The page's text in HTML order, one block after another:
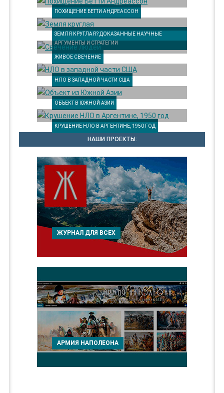
ПОХИЩЕНИЕ БЕТТИ АНДРЕАССОН
ЗЕМЛЯ КРУГЛАЯ? ДОКАЗАННЫЕ НАУЧНЫЕ
АРГУМЕНТЫ И СТРАТЕГИИ
ЖИВОЕ СВЕЧЕНИЕ
НЛО В ЗАПАДНОЙ ЧАСТИ США
ОБЪЕКТ В ЮЖНОЙ АЗИИ
КРУШЕНИЕ НЛО В АРГЕНТИНЕ, 1950 ГОД
НАШИ ПРОЕКТЫ:
ЖУРНАЛ ДЛЯ ВСЕХ
АРМИЯ НАПОЛЕОНА